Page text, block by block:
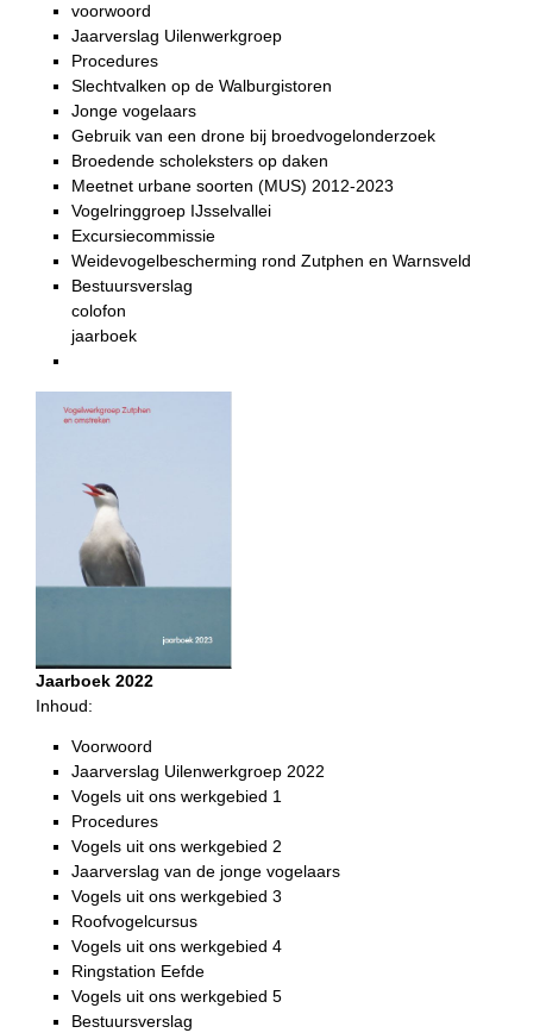
voorwoord
Jaarverslag Uilenwerkgroep
Procedures
Slechtvalken op de Walburgistoren
Jonge vogelaars
Gebruik van een drone bij broedvogelonderzoek
Broedende scholeksters op daken
Meetnet urbane soorten (MUS) 2012-2023
Vogelringgroep IJsselvallei
Excursiecommissie
Weidevogelbescherming rond Zutphen en Warnsveld
Bestuursverslag
colofon
jaarboek
Jaarboek 2022
Inhoud:
Voorwoord
Jaarverslag Uilenwerkgroep 2022
Vogels uit ons werkgebied 1
Procedures
Vogels uit ons werkgebied 2
Jaarverslag van de jonge vogelaars
Vogels uit ons werkgebied 3
Roofvogelcursus
Vogels uit ons werkgebied 4
Ringstation Eefde
Vogels uit ons werkgebied 5
Bestuursverslag